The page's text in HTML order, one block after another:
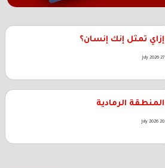
إزاي تمثل إنك إنسان؟
27 July 2026
المنطقة الرمادية
20 July 2026